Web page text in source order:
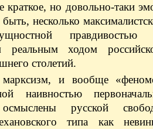
краткое, но довольно-таки
несколько
реальным ходом
столетий.
и вообще
наивностью
русской
типа как